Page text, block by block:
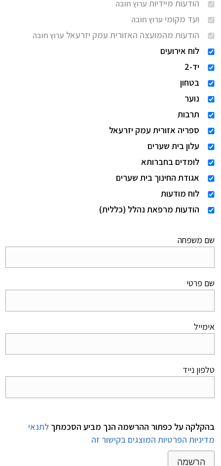
הודעות מיידיות ערוץ חובה
ועד מקומי ערוץ חובה
הודעות מהמועצה האזורית עמק יזרעאל ערוץ חובה
לוח אירועים
יד-2
בטחון
נוער
תרבות
ספריה אזורית עמק יזרעאל
עלון בית שערים
לומדים בחברותא
אגודת החינוך בית שערים
לוח מודעות
הודעות מרפאת נהלל (כללית)
שם משפחה
שם פרטי
אימייל
טלפון נייד
בהקלקה על כפתור ההרשמה הנך מביע הסכמתךלתנאי
מדיניות הפרטיות המוצגים בקישור זה
הרשמה